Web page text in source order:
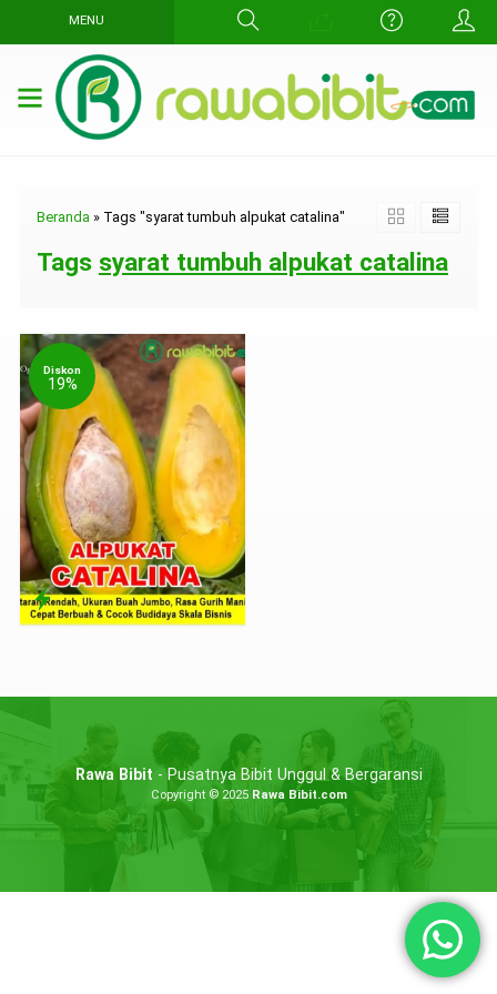
MENU
Beranda » Tags "syarat tumbuh alpukat catalina"
Tags syarat tumbuh alpukat catalina
Diskon
19%
Rawa Bibit - Pusatnya Bibit Unggul & Bergaransi
Copyright © 2025 Rawa Bibit.com